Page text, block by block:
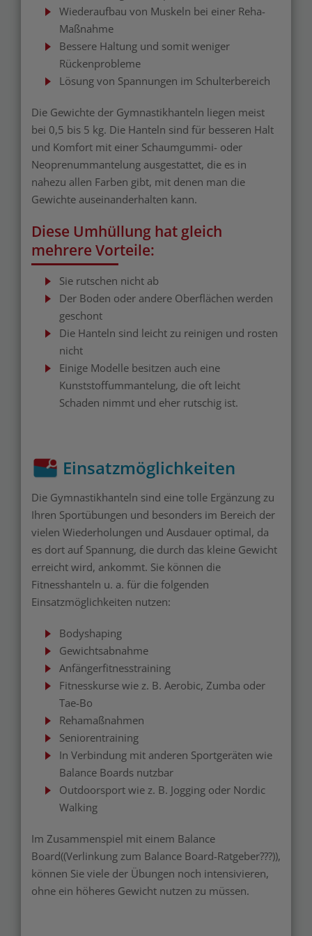
Wiederaufbau von Muskeln bei einer Reha-
Maßnahme
Bessere Haltung und somit weniger
Rückenprobleme
Lösung von Spannungen im Schulterbereich
Die Gewichte der Gymnastikhanteln liegen meist
bei 0,5 bis 5 kg. Die Hanteln sind für besseren Halt
und Komfort mit einer Schaumgummi- oder
Neoprenummantelung ausgestattet, die es in
nahezu allen Farben gibt, mit denen man die
Gewichte auseinanderhalten kann.
Diese Umhüllung hat gleich
mehrere Vorteile:
Sie rutschen nicht ab
Der Boden oder andere Oberflächen werden
geschont
Die Hanteln sind leicht zu reinigen und rosten
nicht
Einige Modelle besitzen auch eine
Kunststoffummantelung, die oft leicht
Schaden nimmt und eher rutschig ist.
Einsatzmöglichkeiten
Die Gymnastikhanteln sind eine tolle Ergänzung zu
Ihren Sportübungen und besonders im Bereich der
vielen Wiederholungen und Ausdauer optimal, da
es dort auf Spannung, die durch das kleine Gewicht
erreicht wird, ankommt. Sie können die
Fitnesshanteln u. a. für die folgenden
Einsatzmöglichkeiten nutzen:
Bodyshaping
Gewichtsabnahme
Anfängerfitnesstraining
Fitnesskurse wie z. B. Aerobic, Zumba oder
Tae-Bo
Rehamaßnahmen
Seniorentraining
In Verbindung mit anderen Sportgeräten wie
Balance Boards nutzbar
Outdoorsport wie z. B. Jogging oder Nordic
Walking
Im Zusammenspiel mit einem Balance
Board((Verlinkung zum Balance Board-Ratgeber???)),
können Sie viele der Übungen noch intensivieren,
ohne ein höheres Gewicht nutzen zu müssen.